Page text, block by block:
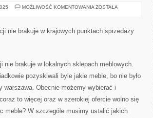
MOŻLIWOŚĆ KOMENTOWANIA W
ORYGINALNY
POMYSŁ!
ZOSTAŁA
nie brakuje w krajowych punktach sprzedaży
nie brakuje w lokalnych sklepach meblowych.
pozyskiwali byle jakie meble, bo nie było
warszawa. Obecnie możemy wybierać i
to więcej oraz w szerokiej ofercie wolno się
meble? W szczególe musimy ustalić jakich